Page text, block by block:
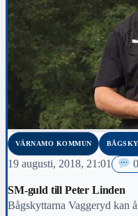
VÄRNAMO KOMMUN
19 augusti, 2018, 21:01 0
SM-guld till Peter Linden
Bågskyttarna Vaggeryd kan